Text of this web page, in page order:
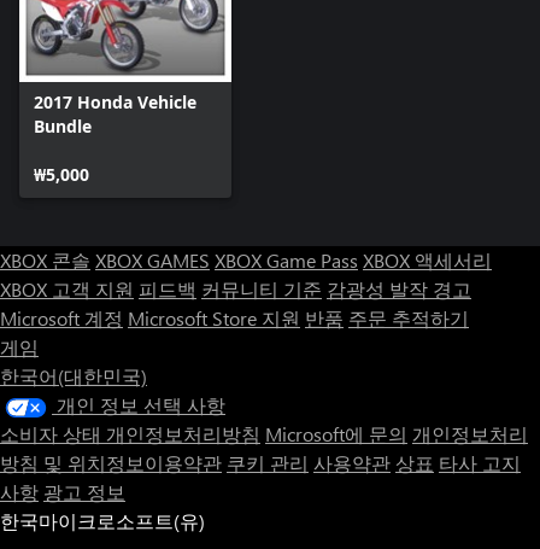
2017 Honda Vehicle
Bundle
₩5,000
XBOX 콘솔 XBOX GAMES XBOX Game Pass XBOX 액세서리
XBOX 고객 지원 피드백 커뮤니티 기준 감광성 발작 경고
Microsoft 계정 Microsoft Store 지원 반품 주문 추적하기
게임
한국어(대한민국)
개인 정보 선택 사항
소비자 상태 개인정보처리방침 Microsoft에 문의 개인정보처리
방침 및 위치정보이용약관 쿠키 관리 사용약관 상표 타사 고지
사항 광고 정보
한국마이크로소프트(유)